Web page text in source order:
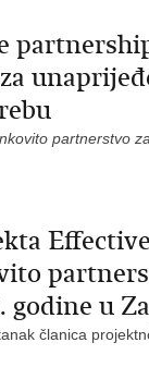
partnerstvo
Effective
godine u
članica